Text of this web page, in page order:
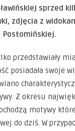
sprzed
zdjęcia z
Postomińskiej.
przedstawiały
posiadała swoje
Z okresu
motywy
do dziś. W